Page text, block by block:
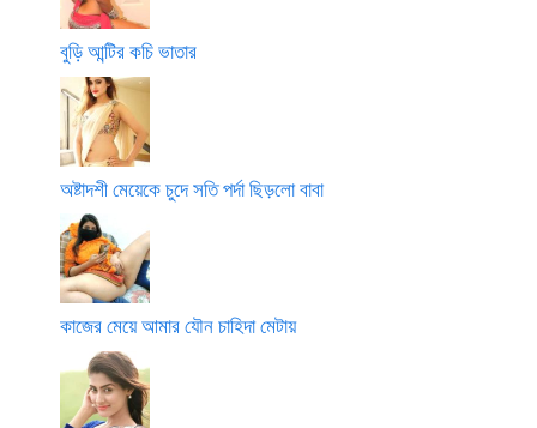
বুড়ি আন্টির কচি ভাতার
অষ্টাদশী মেয়েকে চুদে সতি পর্দা ছিড়লো বাবা
কাজের মেয়ে আমার যৌন চাহিদা মেটায়